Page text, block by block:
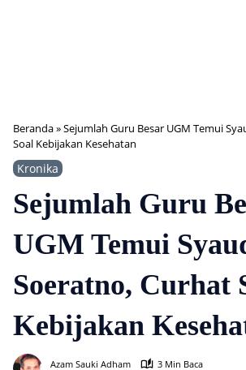
Beranda»Sejumlah Guru Besar UGM Temui
Soal Kebijakan Kesehatan
Kronika
Sejumlah Guru
UGM Temui
Soeratno, Curhat
Kebijakan
Azam Sauki Adham
3 Min Baca